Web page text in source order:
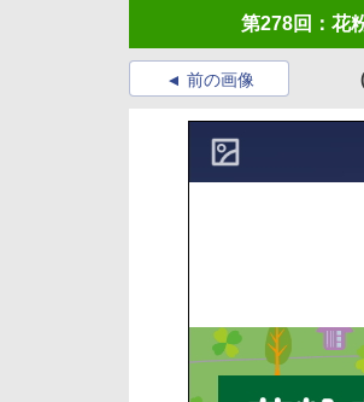
第278回：花
前の画像